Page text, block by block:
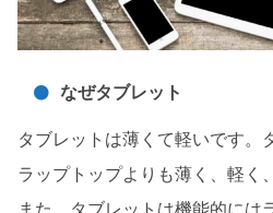
なぜタブレット
タブレットは薄くて軽いです。
ラップトップよりも薄く、軽く
また、タブレットは機能的には